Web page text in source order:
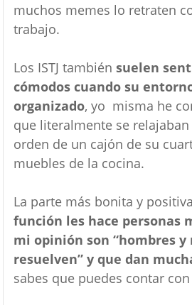
muchos memes lo retraten
trabajo.
Los ISTJ también suelen
cómodos cuando su
organizado, yo misma he
que literalmente se
orden de un cajón de su
muebles de la cocina.
La parte más bonita y
función les hace personas
mi opinión son “hombres y
resuelven” y que dan
sabes que puedes contar